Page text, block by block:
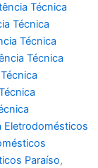
Técnica
Técnica
Técnica
Técnica
Eletrodomésticos
Paraíso,